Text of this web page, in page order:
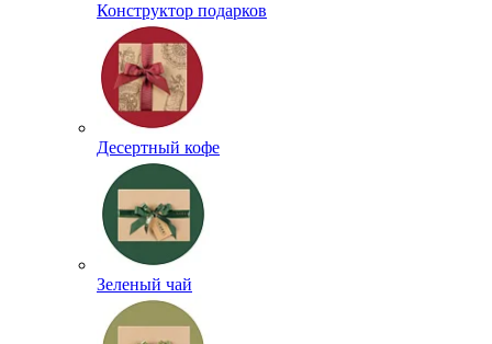
Конструктор подарков
Десертный кофе
Зеленый чай